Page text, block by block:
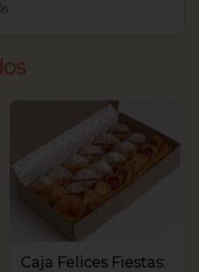
Caja Felices Fiestas: